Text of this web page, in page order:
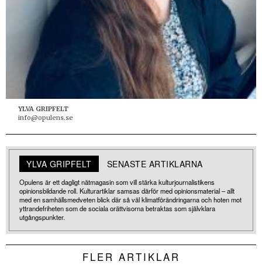
YLVA GRIPFELT
info@opulens.se
YLVA GRIPFELT SENASTE ARTIKLARNA
Opulens är ett dagligt nätmagasin som vill stärka kulturjournalistikens
opinionsbildande roll. Kulturartiklar samsas därför med opinionsmaterial – allt
med en samhällsmedveten blick där så väl klimatförändringarna och hoten mot
yttrandefriheten som de sociala orättvisorna betraktas som självklara
utgångspunkter.
FLER ARTIKLAR